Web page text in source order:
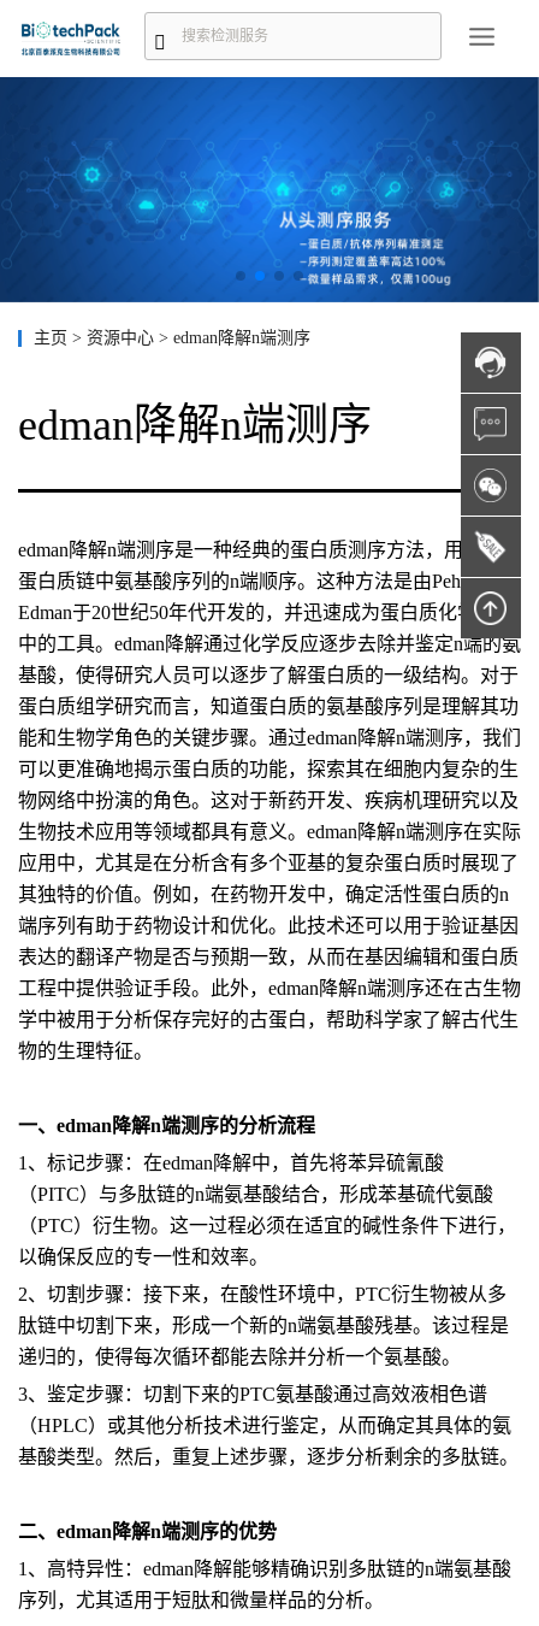
主页 > 资源中心 > edman降解n端测序
edman降解n端测序
edman降解n端测序是一种经典的蛋白质测序方法，用于确定
蛋白质链中氨基酸序列的n端顺序。这种方法是由Pehr
Edman于20世纪50年代开发的，并迅速成为蛋白质化学研究
中的工具。edman降解通过化学反应逐步去除并鉴定n端的氨
基酸，使得研究人员可以逐步了解蛋白质的一级结构。对于
蛋白质组学研究而言，知道蛋白质的氨基酸序列是理解其功
能和生物学角色的关键步骤。通过edman降解n端测序，我们
可以更准确地揭示蛋白质的功能，探索其在细胞内复杂的生
物网络中扮演的角色。这对于新药开发、疾病机理研究以及
生物技术应用等领域都具有意义。edman降解n端测序在实际
应用中，尤其是在分析含有多个亚基的复杂蛋白质时展现了
其独特的价值。例如，在药物开发中，确定活性蛋白质的n
端序列有助于药物设计和优化。此技术还可以用于验证基因
表达的翻译产物是否与预期一致，从而在基因编辑和蛋白质
工程中提供验证手段。此外，edman降解n端测序还在古生物
学中被用于分析保存完好的古蛋白，帮助科学家了解古代生
物的生理特征。
一、edman降解n端测序的分析流程
1、标记步骤：在edman降解中，首先将苯异硫氰酸
（PITC）与多肽链的n端氨基酸结合，形成苯基硫代氨酸
（PTC）衍生物。这一过程必须在适宜的碱性条件下进行，
以确保反应的专一性和效率。
2、切割步骤：接下来，在酸性环境中，PTC衍生物被从多
肽链中切割下来，形成一个新的n端氨基酸残基。该过程是
递归的，使得每次循环都能去除并分析一个氨基酸。
3、鉴定步骤：切割下来的PTC氨基酸通过高效液相色谱
（HPLC）或其他分析技术进行鉴定，从而确定其具体的氨
基酸类型。然后，重复上述步骤，逐步分析剩余的多肽链。
二、edman降解n端测序的优势
1、高特异性：edman降解能够精确识别多肽链的n端氨基酸
序列，尤其适用于短肽和微量样品的分析。